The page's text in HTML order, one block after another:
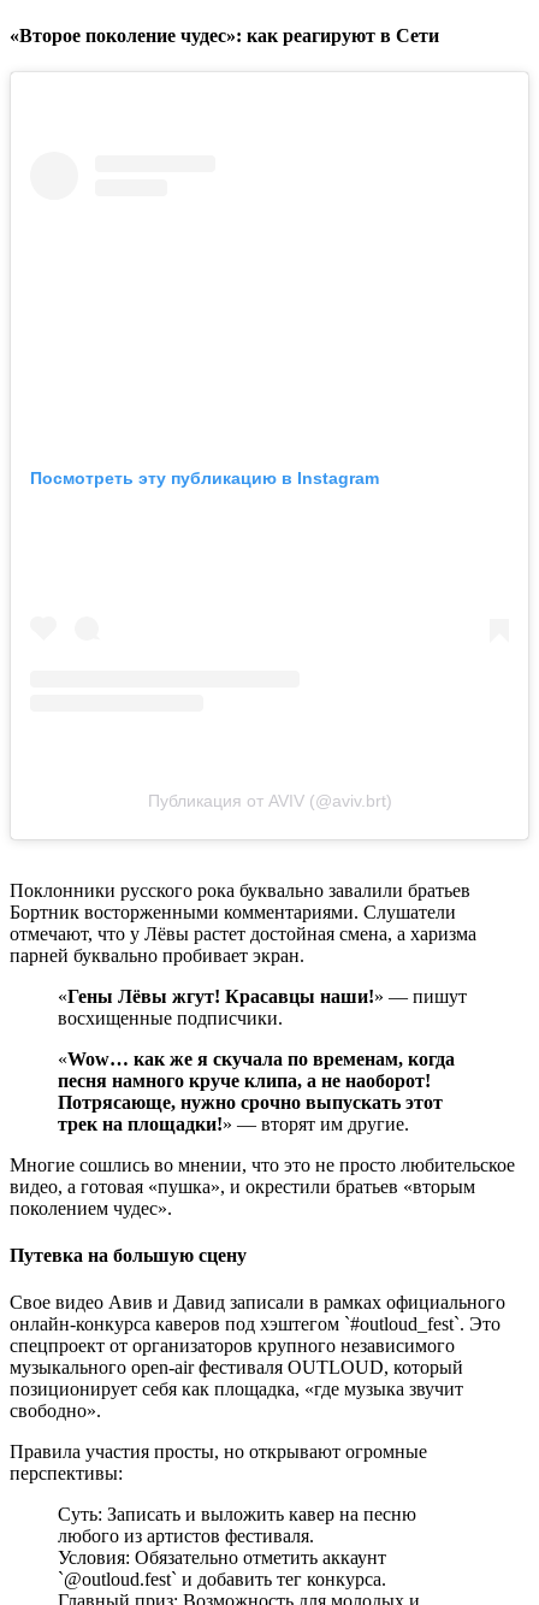
«Второе поколение чудес»: как реагируют в Сети
Посмотреть эту публикацию в Instagram
Публикация от AVIV (@aviv.brt)
Поклонники русского рока буквально завалили братьев
Бортник восторженными комментариями. Слушатели
отмечают, что у Лёвы растет достойная смена, а харизма
парней буквально пробивает экран.
«Гены Лёвы жгут! Красавцы наши!» — пишут
восхищенные подписчики.
«Wow… как же я скучала по временам, когда
песня намного круче клипа, а не наоборот!
Потрясающе, нужно срочно выпускать этот
трек на площадки!» — вторят им другие.
Многие сошлись во мнении, что это не просто любительское
видео, а готовая «пушка», и окрестили братьев «вторым
поколением чудес».
Путевка на большую сцену
Свое видео Авив и Давид записали в рамках официального
онлайн-конкурса каверов под хэштегом `#outloud_fest`. Это
спецпроект от организаторов крупного независимого
музыкального open-air фестиваля OUTLOUD, который
позиционирует себя как площадка, «где музыка звучит
свободно».
Правила участия просты, но открывают огромные
перспективы:
Суть: Записать и выложить кавер на песню
любого из артистов фестиваля.
Условия: Обязательно отметить аккаунт
`@outloud.fest` и добавить тег конкурса.
Главный приз: Возможность для молодых и